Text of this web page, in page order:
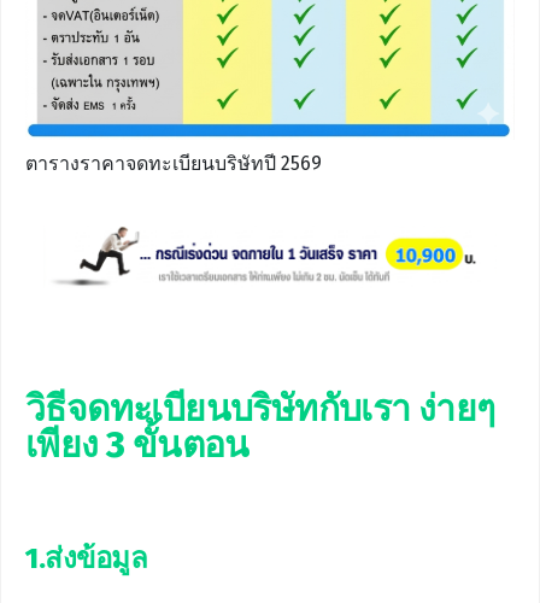
ตารางราคาจดทะเบียนบริษัทปี 2569
วิธีจดทะเบียนบริษัทกับเรา ง่ายๆ
เพียง 3 ขั้นตอน
1.ส่งข้อมูล